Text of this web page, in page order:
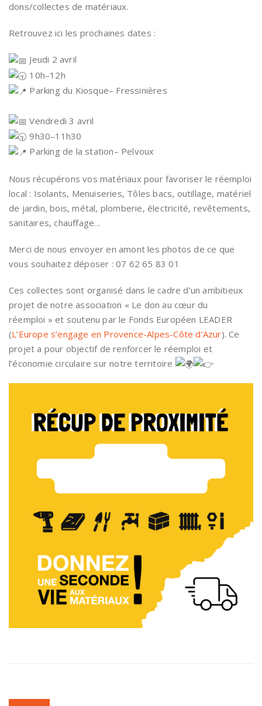
dons/collectes de matériaux.
Retrouvez ici les prochaines dates :
Jeudi 2 avril
10h–12h
Parking du Kiosque– Fressinières
Vendredi 3 avril
9h30–11h30
Parking de la station– Pelvoux
Nous récupérons vos matériaux pour favoriser le réemploi
local : Isolants, Menuiseries, Tôles bacs, outillage, matériel
de jardin, bois, métal, plomberie, électricité, revêtements,
sanitaires, chauffage…
Merci de nous envoyer en amont les photos de ce que
vous souhaitez déposer : 07 62 65 83 01
Ces collectes sont organisé dans le cadre d’un ambitieux
projet de notre association « Le don au cœur du
réemploi » et soutenu par le Fonds Européen LEADER
(L’Europe s’engage en Provence-Alpes-Côte d’Azur). Ce
projet a pour objectif de renforcer le réemploi et
l’économie circulaire sur notre territoire